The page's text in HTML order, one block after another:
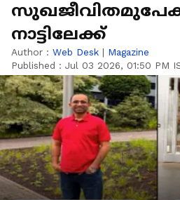
നാട്ടിലേക്ക്
Author : Web Desk | Magazine
Published : Jul 03 2026, 01:50 PM